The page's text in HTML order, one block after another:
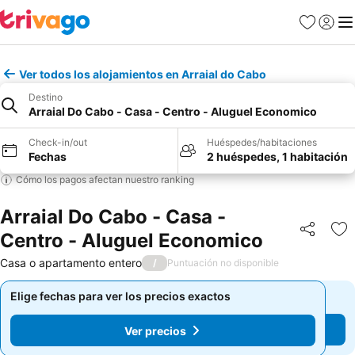
Favoritos
Iniciar
Ver todos los alojamientos en Arraial do Cabo
Destino
Arraial Do Cabo - Casa - Centro - Aluguel Economico
Check-in/out
Fechas
Huéspedes/habitaciones
2 huéspedes, 1 habitación
Cómo los pagos afectan nuestro ranking
Arraial Do Cabo - Casa -
Centro - Aluguel Economico
Compartir
Casa o apartamento entero / Puntuación no disponible
Elige fechas para ver los precios exactos
Ver precios
Elige fechas para ver los precios exactos
Ver precios